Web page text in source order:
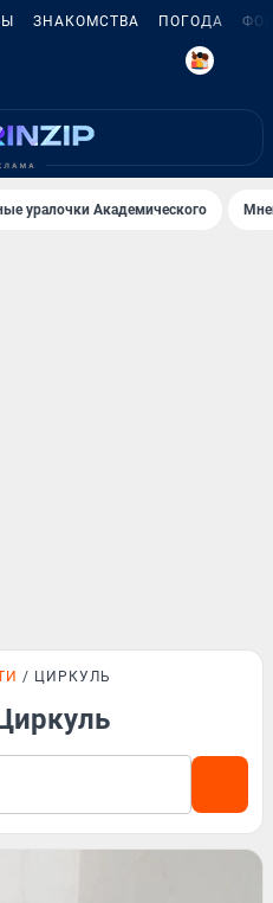
ЗНАКОМСТВА ПОГОДА
6
уралочки Академического
ЦИРКУЛЬ